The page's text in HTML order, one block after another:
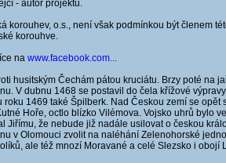
- autor projektu.
o.s., není však podmínkou být členem
korouhve.
na www.facebook.com...
husitským Čechám pátou kruciátu. Brzy poté na
V dubnu 1468 se postavil do čela křížové
1469 také Špilberk. Nad Českou zemí se opět
Hoře, octlo blízko Vilémova. Vojsko uhrů bylo
že nebude již nadále usilovat o českou
v Olomouci zvolit na naléhání Zelenohorské
ale též mnozí Moravané a celé Slezsko i obojí